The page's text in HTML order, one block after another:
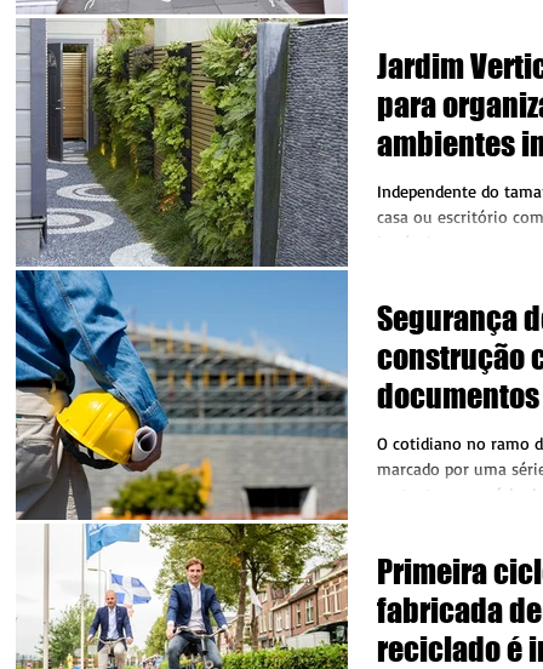
Jardim
para organizar
ambientes
externos
Independente do
casa ou escritório
incríveis e um
Segurança
construção
O cotidiano no ramo
marcado por uma
portanto, uma série
Primeira
fabricada
reciclado é